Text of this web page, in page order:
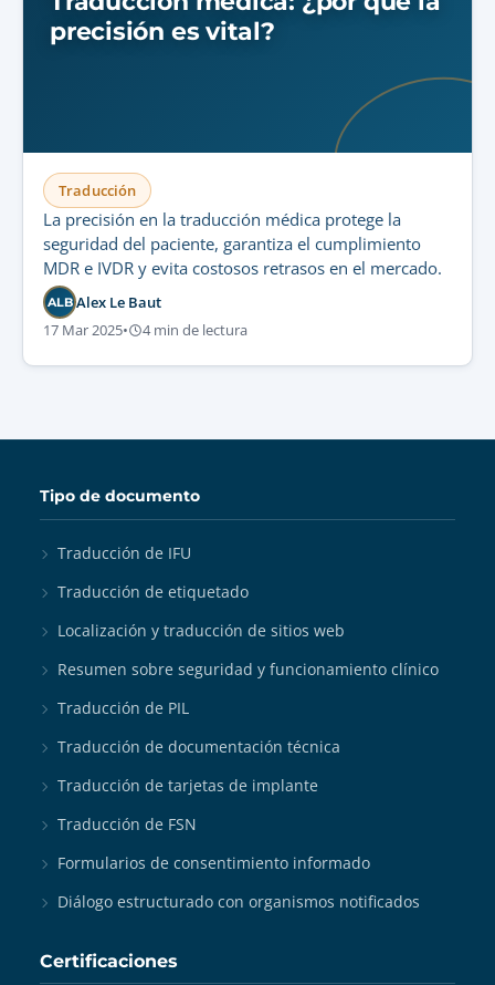
precisión es vital?
Traducción
La precisión en la traducción médica protege la
seguridad del paciente, garantiza el cumplimiento
MDR e IVDR y evita costosos retrasos en el mercado.
ALB Alex Le Baut
17 Mar 2025• 4 min de lectura
Tipo de documento
Traducción de IFU
Traducción de etiquetado
Localización y traducción de sitios web
Resumen sobre seguridad y funcionamiento clínico
Traducción de PIL
Traducción de documentación técnica
Traducción de tarjetas de implante
Traducción de FSN
Formularios de consentimiento informado
Diálogo estructurado con organismos notificados
Certificaciones